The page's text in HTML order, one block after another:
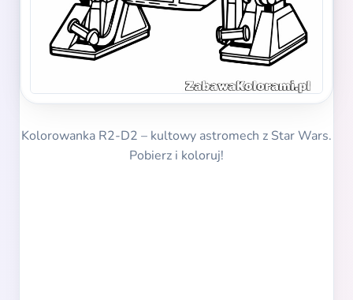
Kolorowanka R2-D2 – kultowy astromech z Star Wars.
Pobierz i koloruj!